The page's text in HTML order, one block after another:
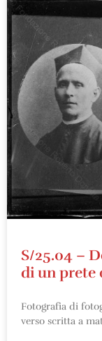
S/25.04 –
di un prete
Fotografia di
verso scritta a